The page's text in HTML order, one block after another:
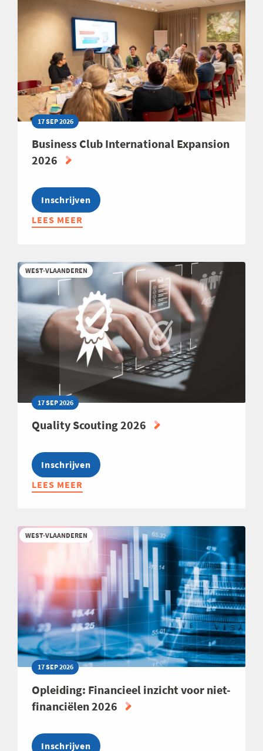
17 SEP 2026
Business Club International Expansion
2026
Inschrijven
LEES MEER
ABOUT
INTERNATIONAL
EXPANSION
2026
WEST-VLAANDEREN
17 SEP 2026
Quality Scouting 2026
Inschrijven
LEES MEER
ABOUT
2026
WEST-VLAANDEREN
17 SEP 2026
Opleiding: Financieel inzicht voor niet-
financiëlen 2026
Inschrijven